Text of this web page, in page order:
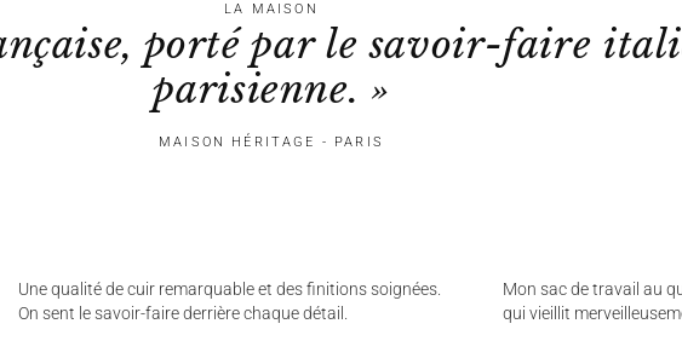
LA MAISON
porté par le savoir-faire
parisienne. »
MAISON HÉRITAGE - PARIS
Une qualité de cuir remarquable et des finitions soignées.
On sent le savoir-faire derrière chaque détail.
Mon sac de travail au
qui vieillit